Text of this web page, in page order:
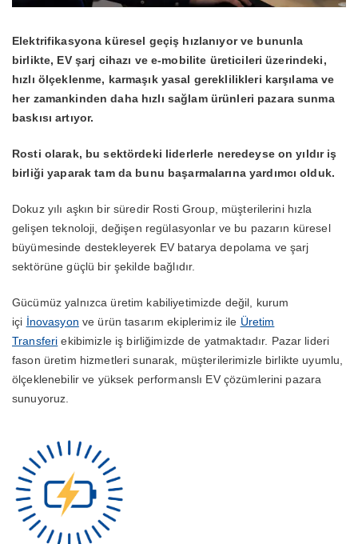
Elektrifikasyona küresel geçiş hızlanıyor ve bununla
birlikte, EV şarj cihazı ve e-mobilite üreticileri üzerindeki,
hızlı ölçeklenme, karmaşık yasal gereklilikleri karşılama ve
her zamankinden daha hızlı sağlam ürünleri pazara sunma
baskısı artıyor.
Rosti olarak, bu sektördeki liderlerle neredeyse on yıldır iş
birliği yaparak tam da bunu başarmalarına yardımcı olduk.
Dokuz yılı aşkın bir süredir Rosti Group, müşterilerini hızla
gelişen teknoloji, değişen regülasyonlar ve bu pazarın küresel
büyümesinde destekleyerek EV batarya depolama ve şarj
sektörüne güçlü bir şekilde bağlıdır.
Gücümüz yalnızca üretim kabiliyetimizde değil, kurum
içi İnovasyon ve ürün tasarım ekiplerimiz ile Üretim
Transferi ekibimizle iş birliğimizde de yatmaktadır. Pazar lideri
fason üretim hizmetleri sunarak, müşterilerimizle birlikte uyumlu,
ölçeklenebilir ve yüksek performanslı EV çözümlerini pazara
sunuyoruz.